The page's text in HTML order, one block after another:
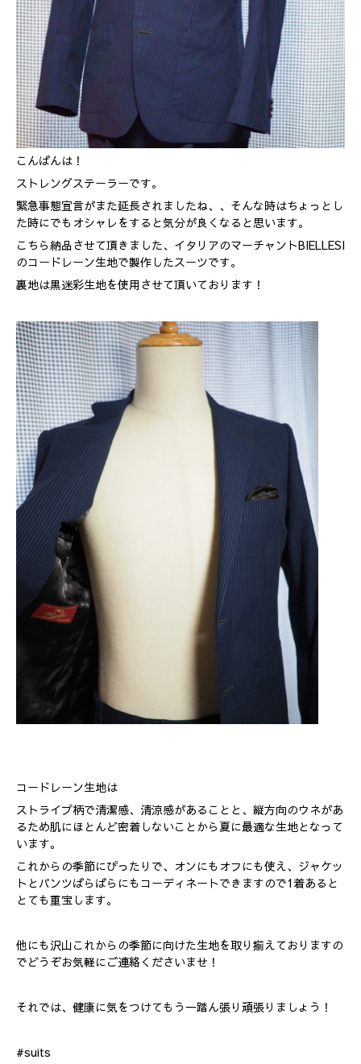
こんばんは！
ストレングステーラーです。
緊急事態宣言がまた延長されましたね、、そんな時はちょっとし
た時にでもオシャレをすると気分が良くなると思います。
こちら納品させて頂きました、イタリアのマーチャントBIELLESI
のコードレーン生地で製作したスーツです。
裏地は黒迷彩生地を使用させて頂いております！
コードレーン生地は
ストライプ柄で清潔感、清涼感があることと、縦方向のウネがあ
るため肌にほとんど密着しないことから夏に最適な生地となって
います。
これからの季節にぴったりで、オンにもオフにも使え、ジャケッ
トとパンツばらばらにもコーディネートできますので1着あると
とても重宝します。
他にも沢山これからの季節に向けた生地を取り揃えておりますの
でどうぞお気軽にご連絡くださいませ！
それでは、健康に気をつけてもう一踏ん張り頑張りましょう！
#suits